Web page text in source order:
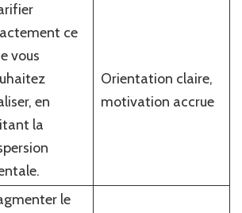
ce
vous
en
la
Orientation claire,
motivation accrue
le